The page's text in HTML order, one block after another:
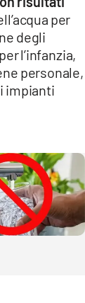
per
degli
l’infanzia,
personale,
impianti